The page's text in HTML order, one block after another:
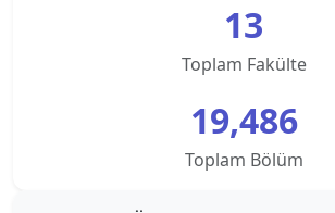
Ankara Üniversitesi
Ankara Yıldırım Beyazıt Üniversitesi
Teknik Bilimler Meslek Y.O.
13
Toplam Fakülte
19,486
Toplam Bölüm